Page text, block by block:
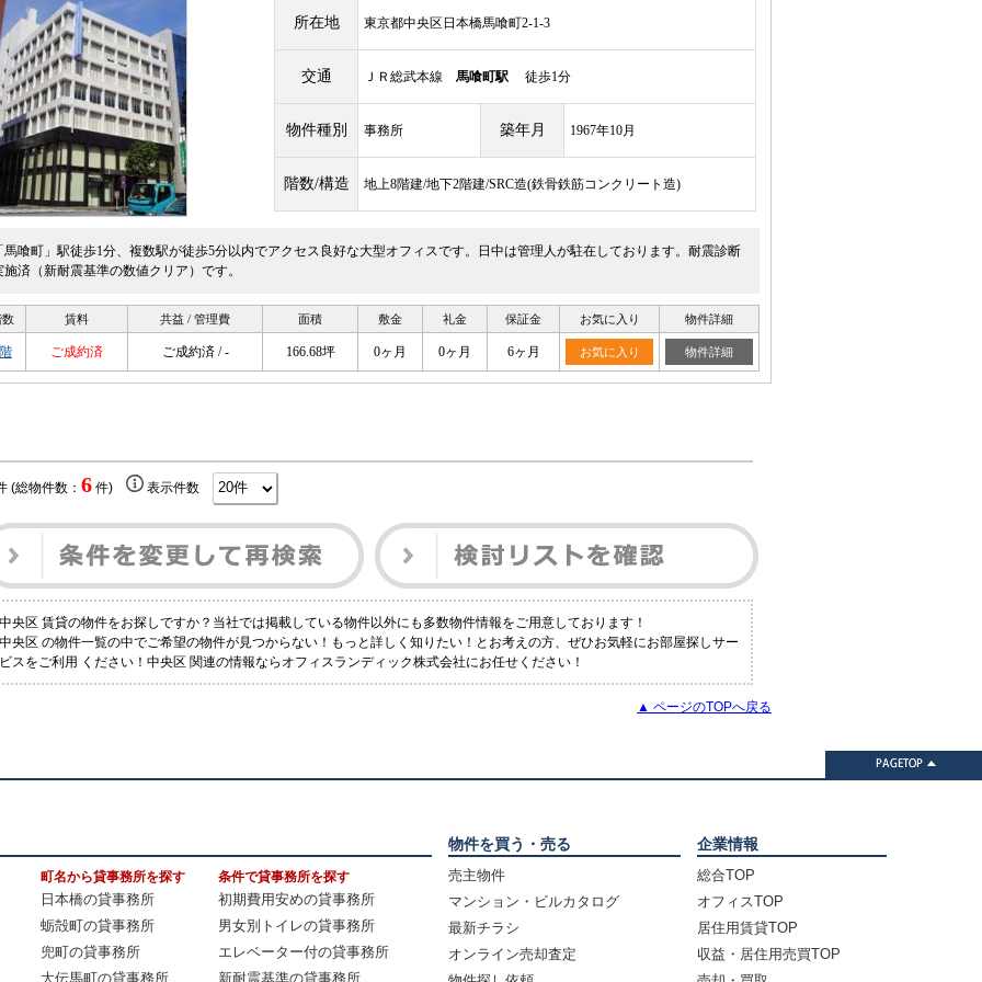
所在地 東京都中央区日本橋馬喰町2-1-3
交通 ＪＲ総武本線 馬喰町駅 徒歩1分
物件種別 事務所 築年月 1967年10月
階数/構造 地上8階建/地下2階建/SRC造(鉄骨鉄筋コンクリート造)
馬喰町」駅徒歩1分、複数駅が徒歩5分以内でアクセス良好な大型オフィスです。日中は管理人が駐在しております。耐震診断
施済（新耐震基準の数値クリア）です。
数 賃料 共益 / 管理費 面積 敷金 礼金 保証金 お気に入り 物件詳細
ご成約済 ご成約済 / - 166.68坪 0ヶ月 0ヶ月 6ヶ月 お気に入り 物件詳細
(総物件数： 6件) 表示件数
央区 賃貸の物件をお探しですか？当社では掲載している物件以外にも多数物件情報をご用意しております！
央区 の物件一覧の中でご希望の物件が見つからない！もっと詳しく知りたい！とお考えの方、ぜひお気軽にお部屋探しサー
スをご利用 ください！中央区 関連の情報ならオフィスランディック株式会社にお任せください！
▲ ページのTOPへ戻る
町名から貸事務所を探す
日本橋の貸事務所
蛎殻町の貸事務所
兜町の貸事務所
大伝馬町の貸事務所
条件で貸事務所を探す
初期費用安めの貸事務所
男女別トイレの貸事務所
エレベーター付の貸事務所
新耐震基準の貸事務所
物件を買う・売る
売主物件
マンション・ビルカタログ
最新チラシ
オンライン売却査定
企業情報
総合TOP
オフィスTOP
居住用賃貸TOP
収益・居住用売買TOP